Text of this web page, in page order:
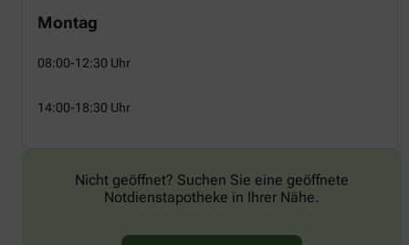
Montag
08:00-12:30 Uhr
14:00-18:30 Uhr
Nicht geöffnet? Suchen Sie eine geöffnete
Notdienstapotheke in Ihrer Nähe.